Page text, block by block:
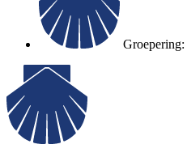
Groepering: